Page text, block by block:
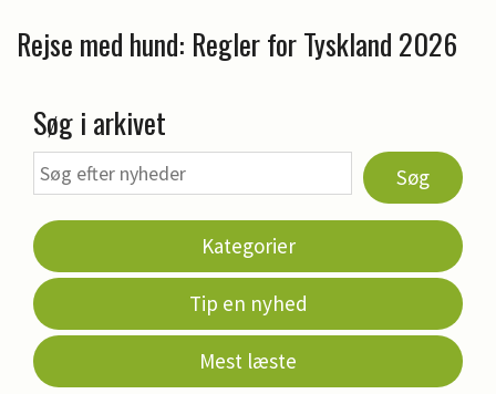
Rejse med hund: Regler for Tyskland 2026
Søg i arkivet
Søg
Kategorier
Tip en nyhed
Mest læste